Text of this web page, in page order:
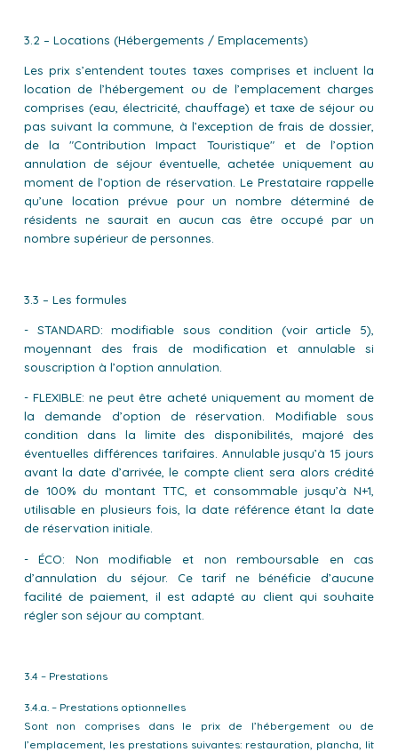
3.2 – Locations (Hébergements / Emplacements)
Les prix s’entendent toutes taxes comprises et incluent la
location de l’hébergement ou de l’emplacement charges
comprises (eau, électricité, chauffage) et taxe de séjour ou
pas suivant la commune, à l’exception de frais de dossier,
de la "Contribution Impact Touristique" et de l’option
annulation de séjour éventuelle, achetée uniquement au
moment de l’option de réservation. Le Prestataire rappelle
qu’une location prévue pour un nombre déterminé de
résidents ne saurait en aucun cas être occupé par un
nombre supérieur de personnes.
3.3 – Les formules
- STANDARD: modifiable sous condition (voir article 5),
moyennant des frais de modification et annulable si
souscription à l’option annulation.
- FLEXIBLE: ne peut être acheté uniquement au moment de
la demande d’option de réservation. Modifiable sous
condition dans la limite des disponibilités, majoré des
éventuelles différences tarifaires. Annulable jusqu’à 15 jours
avant la date d’arrivée, le compte client sera alors crédité
de 100% du montant TTC, et consommable jusqu’à N+1,
utilisable en plusieurs fois, la date référence étant la date
de réservation initiale.
- ÉCO: Non modifiable et non remboursable en cas
d’annulation du séjour. Ce tarif ne bénéficie d’aucune
facilité de paiement, il est adapté au client qui souhaite
régler son séjour au comptant.
3.4 – Prestations
3.4.a. – Prestations optionnelles
Sont non comprises dans le prix de l’hébergement ou de
l’emplacement, les prestations suivantes: restauration, plancha, lit